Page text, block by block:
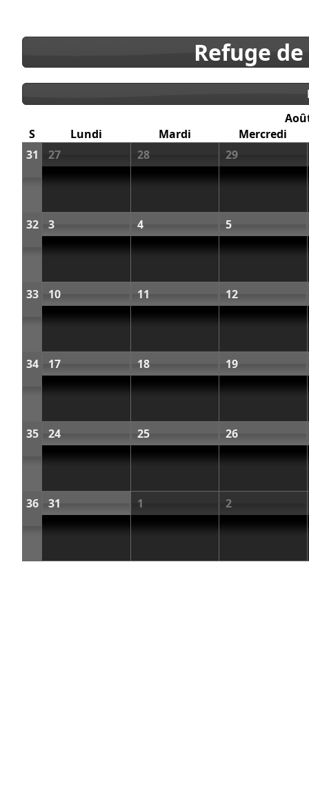
Refuge
S
Lundi Mardi
Mercredi
31
27 28 29
32 3 4 5
33 10 11 12
34 17 18 19
35 24 25 26
36 31 1 2